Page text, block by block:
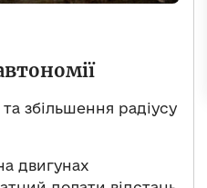
збільшення радіусу
двигунах